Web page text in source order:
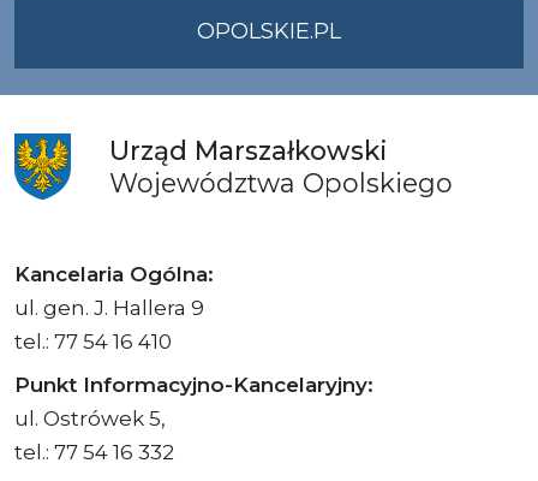
OPOLSKIE.PL
Urząd Marszałkowski
Województwa Opolskiego
Kancelaria Ogólna:
ul. gen. J. Hallera 9
tel.: 77 54 16 410
Punkt Informacyjno-Kancelaryjny:
ul. Ostrówek 5,
tel.: 77 54 16 332